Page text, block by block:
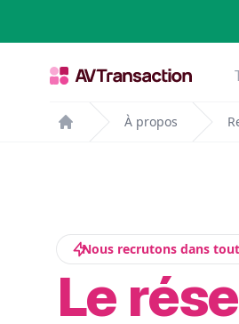
Home
À propos
Nous recrutons dans
Le